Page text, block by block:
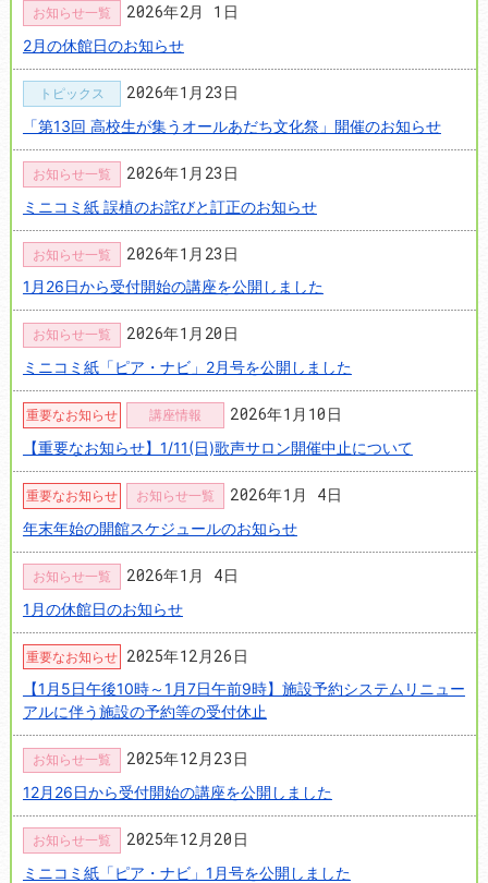
お知らせ一覧 2026年2月 1日
2月の休館日のお知らせ
トピックス 2026年1月23日
「第13回 高校生が集うオールあだち文化祭」開催のお知らせ
お知らせ一覧 2026年1月23日
ミニコミ紙 誤植のお詫びと訂正のお知らせ
お知らせ一覧 2026年1月23日
1月26日から受付開始の講座を公開しました
お知らせ一覧 2026年1月20日
ミニコミ紙「ピア・ナビ」2月号を公開しました
重要なお知らせ 講座情報 2026年1月10日
【重要なお知らせ】1/11(日)歌声サロン開催中止について
重要なお知らせ お知らせ一覧 2026年1月 4日
年末年始の開館スケジュールのお知らせ
お知らせ一覧 2026年1月 4日
1月の休館日のお知らせ
重要なお知らせ 2025年12月26日
【1月5日午後10時～1月7日午前9時】施設予約システムリニュー
アルに伴う施設の予約等の受付休止
お知らせ一覧 2025年12月23日
12月26日から受付開始の講座を公開しました
お知らせ一覧 2025年12月20日
ミニコミ紙「ピア・ナビ」1月号を公開しました